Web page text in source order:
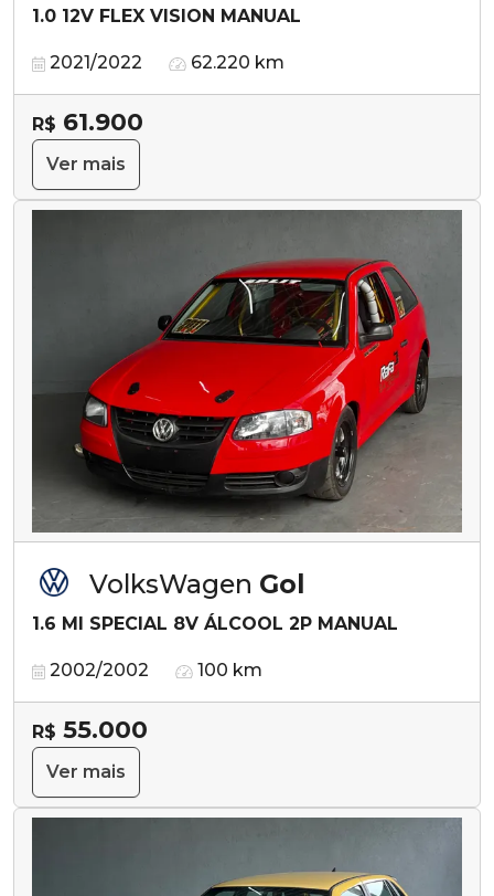
1.0 12V FLEX VISION MANUAL
2021/2022 62.220 km
R$ 61.900
Ver mais
VolksWagen Gol
1.6 MI SPECIAL 8V ÁLCOOL 2P MANUAL
2002/2002 100 km
R$ 55.000
Ver mais